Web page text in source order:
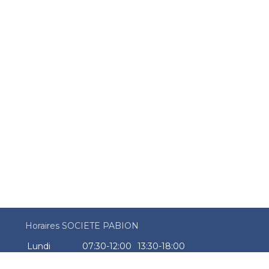
Horaires SOCIETE PABION
Lundi
07:30-12:00
13:30-18:00